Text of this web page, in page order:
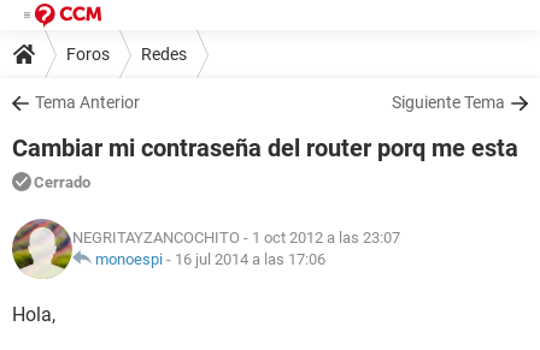
Foros Redes
Tema Anterior Siguiente Tema
Cambiar mi contraseña del router porq me esta
Cerrado
NEGRITAYZANCOCHITO - 1 oct 2012 a las 23:07
monoespi - 16 jul 2014 a las 17:06
Hola,